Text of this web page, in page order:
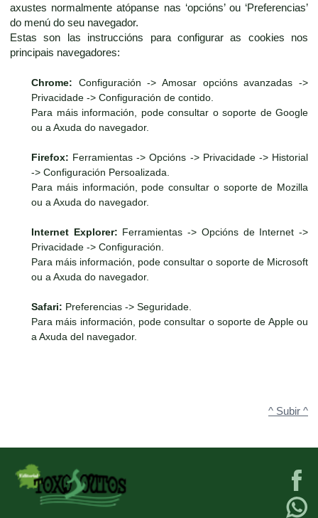
axustes normalmente atópanse nas ‘opcións’ ou ‘Preferencias’
do menú do seu navegador.
Estas son las instruccións para configurar as cookies nos
principais navegadores:
Chrome: Configuración -> Amosar opcións avanzadas ->
Privacidade -> Configuración de contido.
Para máis información, pode consultar o soporte de Google
ou a Axuda do navegador.
Firefox: Ferramientas -> Opcións -> Privacidade -> Historial
-> Configuración Persoalizada.
Para máis información, pode consultar o soporte de Mozilla
ou a Axuda do navegador.
Internet Explorer: Ferramientas -> Opcións de Internet ->
Privacidade -> Configuración.
Para máis información, pode consultar o soporte de Microsoft
ou a Axuda do navegador.
Safari: Preferencias -> Seguridade.
Para máis información, pode consultar o soporte de Apple ou
a Axuda del navegador.
^ Subir ^